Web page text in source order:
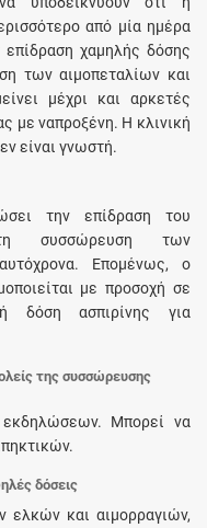
από μία ημέρα
επίδραση χαμηλής δόσης
των αιμοπεταλίων και
μέχρι και αρκετές
με ναπροξένη. Η κλινική
είναι γνωστή.
την επίδραση του
συσσώρευση των
Επομένως, ο
με προσοχή σε
δόση ασπιρίνης για
της συσσώρευσης
εκδηλώσεων. Μπορεί να
δόσεις
ελκών και αιμορραγιών,